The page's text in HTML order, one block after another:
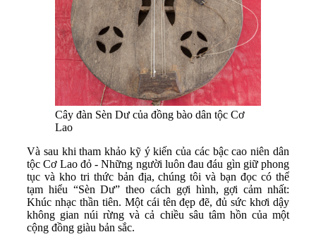
Cây đàn Sèn Dư của đồng bào dân tộc Cơ
Lao
Và sau khi tham khảo kỹ ý kiến của các bậc cao niên dân
tộc Cơ Lao đỏ - Những người luôn đau đáu gìn giữ phong
tục và kho tri thức bản địa, chúng tôi và bạn đọc có thể
tạm hiểu “Sèn Dư” theo cách gợi hình, gợi cảm nhất:
Khúc nhạc thần tiên. Một cái tên đẹp đẽ, đủ sức khơi dậy
không gian núi rừng và cả chiều sâu tâm hồn của một
cộng đồng giàu bản sắc.